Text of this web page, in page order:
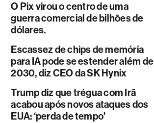
O Pix virou o centro de uma
guerra comercial de bilhões de
dólares.
Escassez de chips de memória
para IA pode se estender além de
2030, diz CEO da SK Hynix
Trump diz que trégua com Irã
acabou após novos ataques dos
EUA: ‘perda de tempo'